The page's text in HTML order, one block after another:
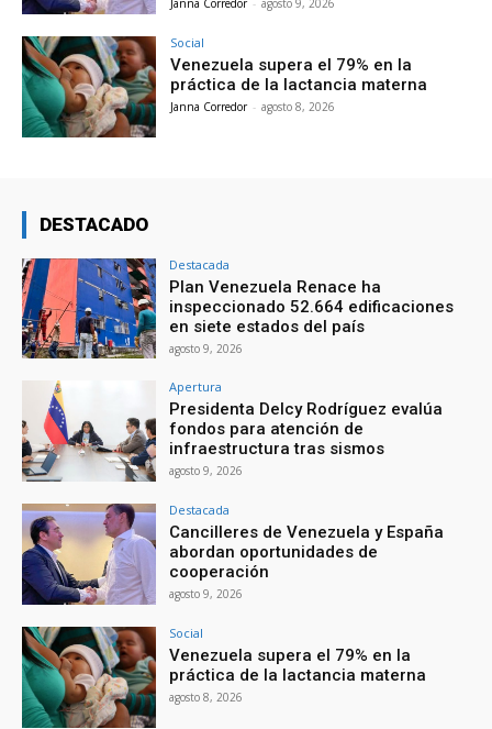
Janna Corredor - agosto 9, 2026
Social
Venezuela supera el 79% en la
práctica de la lactancia materna
Janna Corredor - agosto 8, 2026
DESTACADO
Destacada
Plan Venezuela Renace ha
inspeccionado 52.664 edificaciones
en siete estados del país
agosto 9, 2026
Apertura
Presidenta Delcy Rodríguez evalúa
fondos para atención de
infraestructura tras sismos
agosto 9, 2026
Destacada
Cancilleres de Venezuela y España
abordan oportunidades de
cooperación
agosto 9, 2026
Social
Venezuela supera el 79% en la
práctica de la lactancia materna
agosto 8, 2026